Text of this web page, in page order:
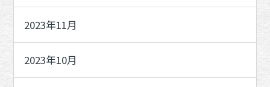
2023年11月
2023年10月